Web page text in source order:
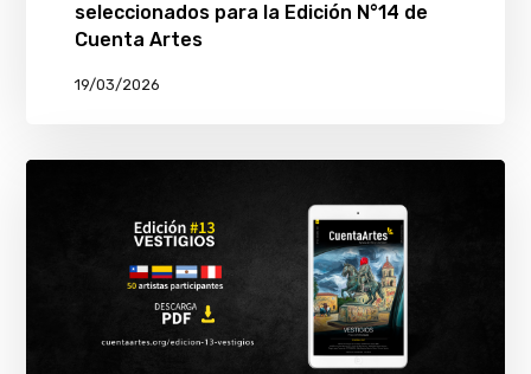
seleccionados para la Edición N°14 de
Cuenta Artes
19/03/2026